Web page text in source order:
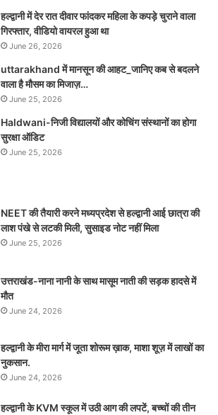
हल्द्वानी में देर रात दीवार फांदकर महिला के कपड़े चुराने वाला
गिरफ्तार, वीडियो वायरल हुआ था
June 26, 2026
uttarakhand में मानसून की आहट_जानिए कब से बदलने
वाला है मौसम का मिजाज़…
June 25, 2026
Haldwani-निजी विद्यालयों और कोचिंग संस्थानों का होगा
सुरक्षा ऑडिट
June 25, 2026
NEET की तैयारी करने मध्यप्रदेश से हल्द्वानी आई छात्रा की
लाश पंखे से लटकी मिली, सुसाइड नोट नहीं मिला
June 25, 2026
उत्तराखंड-नाना नानी के साथ मासूम नाती की सड़क हादसे में
मौत
June 24, 2026
हल्द्वानी के मीरा मार्ग में जूता शोरूम ख़ाक, माशा शूज़ में लाखों का
नुकसान.
June 24, 2026
हल्द्वानी के KVM स्कूल में उठी आग की लपटें, बच्चों की तीन